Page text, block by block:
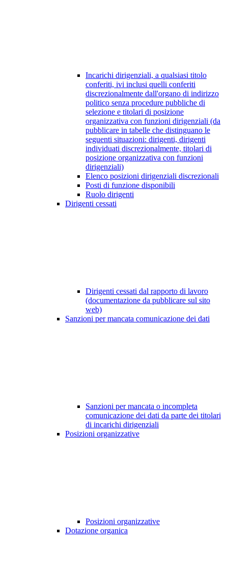
Incarichi dirigenziali, a qualsiasi titolo
conferiti, ivi inclusi quelli conferiti
discrezionalmente dall'organo di indirizzo
politico senza procedure pubbliche di
selezione e titolari di posizione
organizzativa con funzioni dirigenziali (da
pubblicare in tabelle che distinguano le
seguenti situazioni: dirigenti, dirigenti
individuati discrezionalmente, titolari di
posizione organizzativa con funzioni
dirigenziali)
Elenco posizioni dirigenziali discrezionali
Posti di funzione disponibili
Ruolo dirigenti
Dirigenti cessati
Dirigenti cessati dal rapporto di lavoro
(documentazione da pubblicare sul sito
web)
Sanzioni per mancata comunicazione dei dati
Sanzioni per mancata o incompleta
comunicazione dei dati da parte dei titolari
di incarichi dirigenziali
Posizioni organizzative
Posizioni organizzative
Dotazione organica